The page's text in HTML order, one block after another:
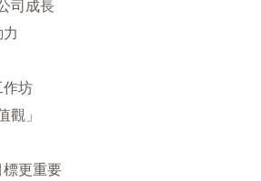
司成長
坊
」
更重要